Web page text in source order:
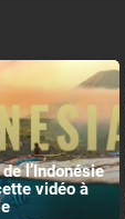
l’Indonésie
vidéo à